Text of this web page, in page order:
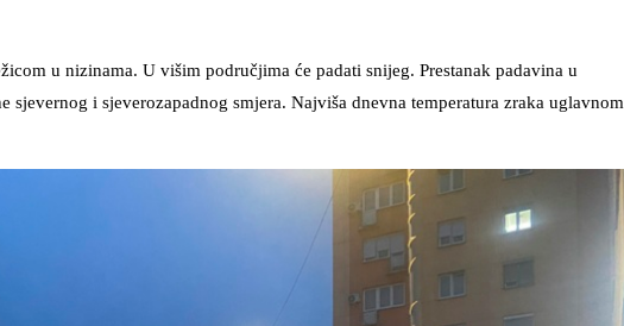
u nizinama. U višim područjima će padati snijeg. Prestanak padavina u
sjevernog i sjeverozapadnog smjera. Najviša dnevna temperatura zraka uglavnom